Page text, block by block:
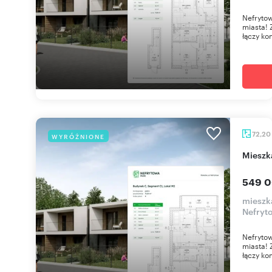
miasta!
łączy
WYRÓŻNIONE 72,20
549
miasta!
łączy